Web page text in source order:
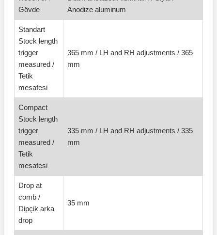
Gövde
Anodize aluminum
Standart
Stock length
trigger
measured /
Tetik
mesafesi
365 mm / LH and RH adjustments / 365
mm
Compact
Stock length
trigger
measured /
Tetik
mesafesi
335 mm / LH and RH adjustments / 335
mm
Drop at
comb /
Dipçik arka
drop
35 mm